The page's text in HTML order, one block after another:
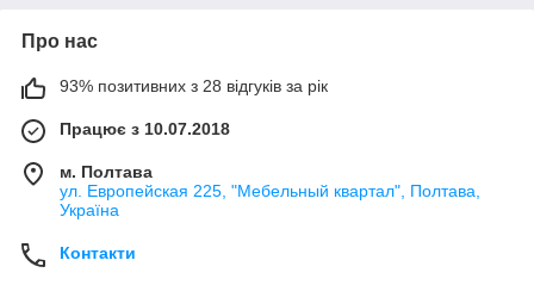
Про нас
93% позитивних з 28 відгуків за рік
Працює з 10.07.2018
м. Полтава
ул. Европейская 225, "Мебельный квартал", Полтава,
Україна
Контакти